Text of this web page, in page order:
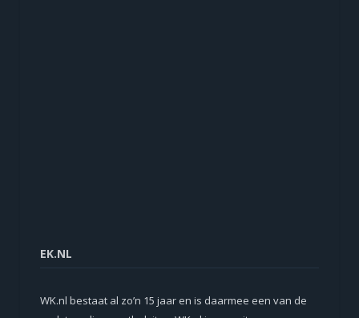
EK.NL
WK.nl bestaat al zo’n 15 jaar en is daarmee een van de